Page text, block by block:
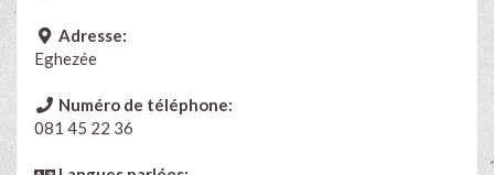
Adresse:
Eghezée
Numéro de téléphone:
081 45 22 36